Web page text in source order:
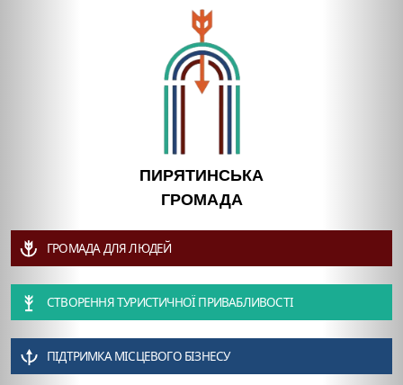
ПИРЯТИНСЬКА
ГРОМАДА
ГРОМАДА ДЛЯ ЛЮДЕЙ
СТВОРЕННЯ ТУРИСТИЧНОЇ ПРИВАБЛИВОСТІ
ПІДТРИМКА МІСЦЕВОГО БІЗНЕСУ